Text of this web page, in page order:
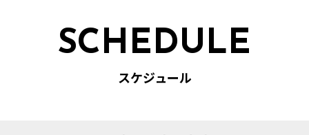
SCHEDULE
スケジュール